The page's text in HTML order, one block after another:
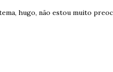
hugo, não estou muito